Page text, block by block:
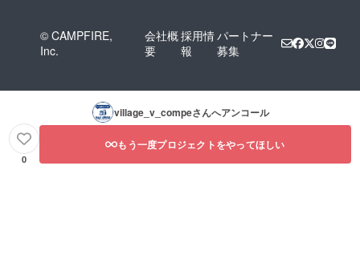
© CAMPFIRE,
Inc.
会社概
要
採用情
報
パートナー
募集
village_v_compeさんへアンコール
0
もう一度プロジェクトをやってほしい